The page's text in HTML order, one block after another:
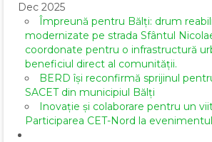
Dec 2025
Împreună pentru Bălți: drum
modernizate pe strada Sfântul
coordonate pentru o infrastructură
beneficiul direct al comunității.
BERD își reconfirmă sprijinul
SACET din municipiul Bălți
Inovație și colaborare pentru un
Participarea CET-Nord la